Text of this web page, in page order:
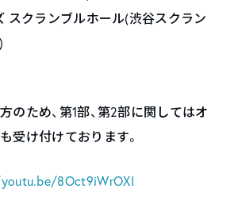
スクランブルホール(渋谷スクラン
のため、第1部、第2部に関してはオ
受け付けております。
8Oct9iWrOXI